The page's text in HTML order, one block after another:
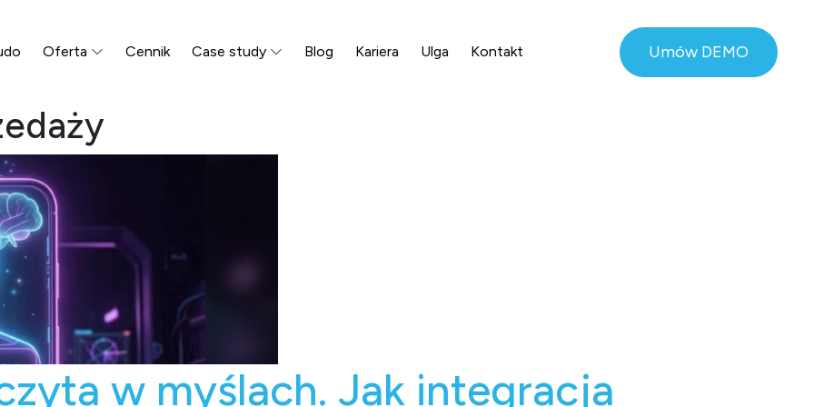
Oferta Cennik Case study Blog Kariera Ulga Kontakt Umów DEMO
w myślach. Jak integracja